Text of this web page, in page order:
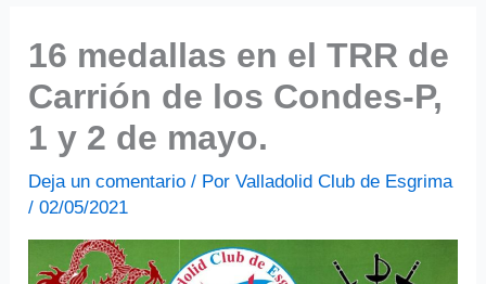
16 medallas en el TRR de
Carrión de los Condes-P,
1 y 2 de mayo.
Deja un comentario / PorValladolid Club de Esgrima
/02/05/2021